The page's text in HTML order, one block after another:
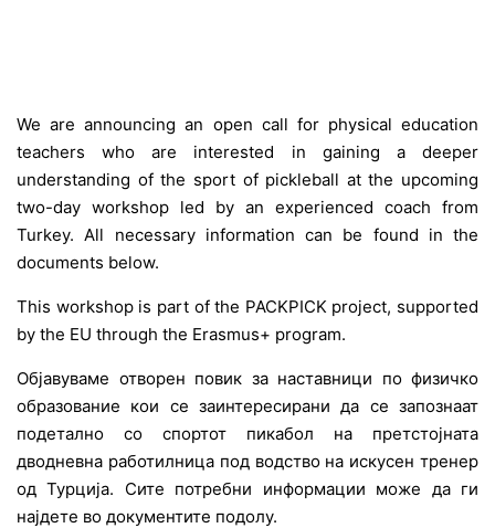
We are announcing an open call for physical education
teachers who are interested in gaining a deeper
understanding of the sport of pickleball at the upcoming
two-day workshop led by an experienced coach from
Turkey. All necessary information can be found in the
documents below.
This workshop is part of the PACKPICK project, supported
by the EU through the Erasmus+ program.
Објавуваме отворен повик за наставници по физичко
образование кои се заинтересирани да се запознаат
подетално со спортот пикабол на претстојната
дводневна работилница под водство на искусен тренер
од Турција. Сите потребни информации може да ги
најдете во документите подолу.